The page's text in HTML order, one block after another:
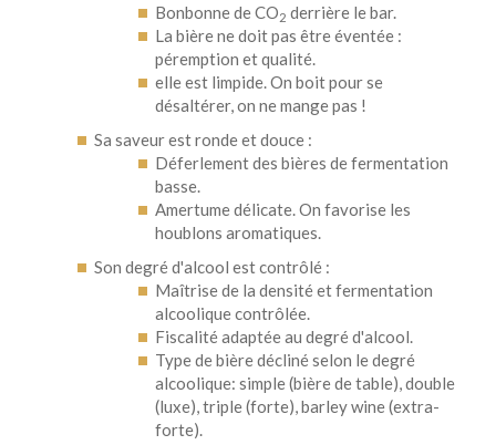
Bonbonne de CO2 derrière le bar.
La bière ne doit pas être éventée :
péremption et qualité.
elle est limpide. On boit pour se
désaltérer, on ne mange pas !
Sa saveur est ronde et douce :
Déferlement des bières de fermentation
basse.
Amertume délicate. On favorise les
houblons aromatiques.
Son degré d'alcool est contrôlé :
Maîtrise de la densité et fermentation
alcoolique contrôlée.
Fiscalité adaptée au degré d'alcool.
Type de bière décliné selon le degré
alcoolique: simple (bière de table), double
(luxe), triple (forte), barley wine (extra-
forte).